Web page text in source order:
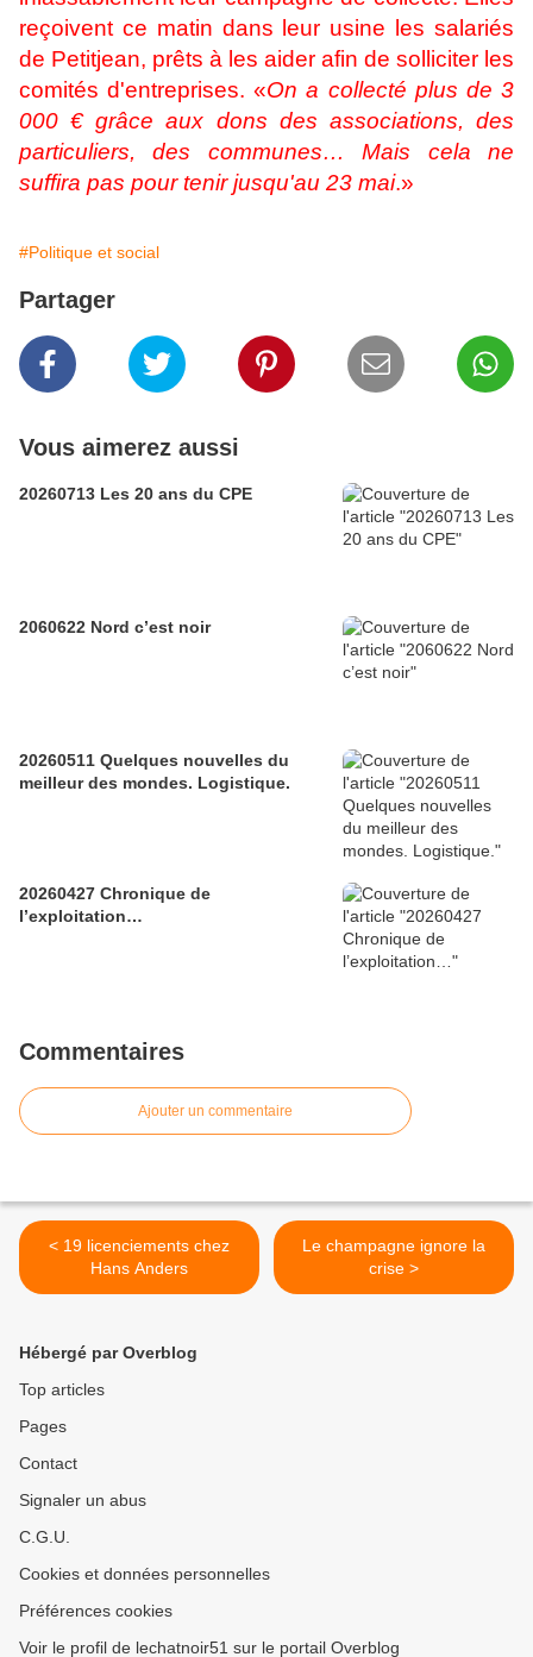
reçoivent ce matin dans leur usine les salariés
de Petitjean, prêts à les aider afin de solliciter les
comités d'entreprises. «On a collecté plus de 3
000 € grâce aux dons des associations, des
particuliers, des communes… Mais cela ne
suffira pas pour tenir jusqu'au 23 mai.»
#Politique et social
Partager
Vous aimerez aussi
20260713 Les 20 ans du CPE
2060622 Nord c’est noir
20260511 Quelques nouvelles du
meilleur des mondes. Logistique.
20260427 Chronique de
l’exploitation…
Commentaires
Ajouter un commentaire
< 19 licenciements chez
Hans Anders
Le champagne ignore la
crise >
Hébergé par Overblog
Top articles
Pages
Contact
Signaler un abus
C.G.U.
Cookies et données personnelles
Préférences cookies
Voir le profil de lechatnoir51 sur le portail Overblog